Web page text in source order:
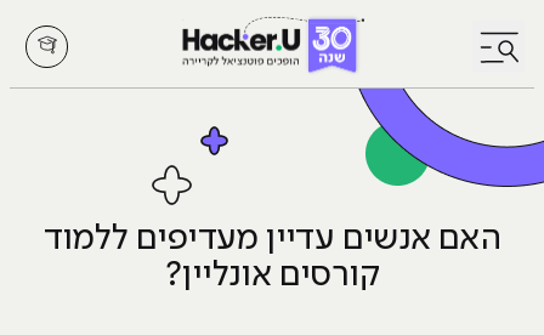
לחץ לפתיחת/סגירת תפריט
האם אנשים עדיין מעדיפים ללמוד
קורסים אונליין?